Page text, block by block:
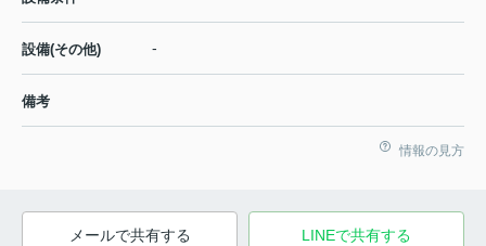
設備(その他) -
備考
情報の見方
メールで共有する LINEで共有する